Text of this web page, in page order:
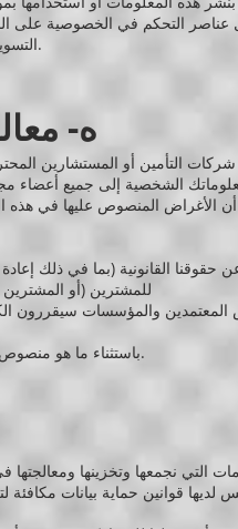
التحكم في الخصوصية على
التسويق المباشر لأطراف ثالثة أخرى ما لم تكن قد أعطيت موافقتك الصريحة.
ه-
التأمين أو المستشارين
الشخصية إلى جميع أعضاء
حقوقنا القانونية (بما في ذلك
للمشترين (أو المشترين
المعتمدين والمؤسسات
باستثناء ما هو منصوص عليه في هذه السياسة ، لا نشارك معلوماتك الشخصية مع أطراف ثالثة.
لديها قوانين حماية بيانات